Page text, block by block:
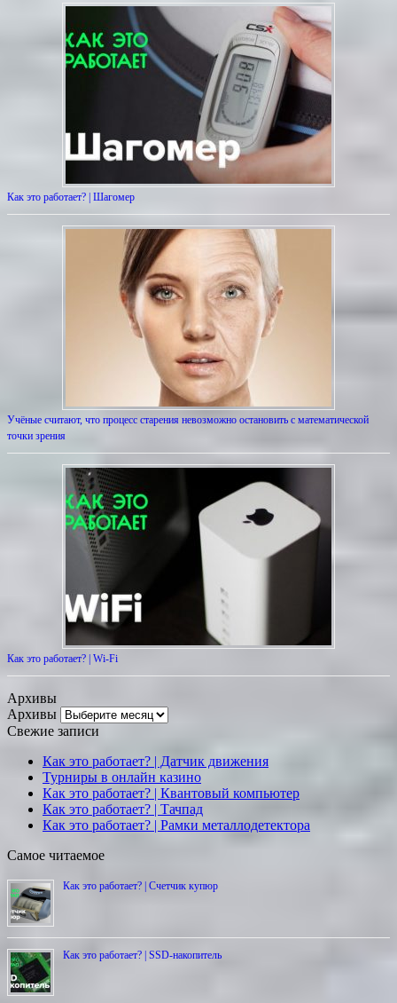
Как это работает? | Шагомер
Учёные считают, что процесс старения невозможно остановить с математической
точки зрения
Как это работает? | Wi-Fi
Архивы
Архивы
Свежие записи
Как это работает? | Датчик движения
Турниры в онлайн казино
Как это работает? | Квантовый компьютер
Как это работает? | Тачпад
Как это работает? | Рамки металлодетектора
Самое читаемое
Как это работает? | Счетчик купюр
Как это работает? | SSD-накопитель